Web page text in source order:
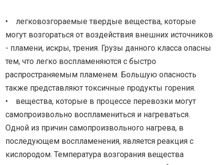
• легковозгораемые твердые вещества, которые
могут возгораться от воздействия внешних источников
- пламени, искры, трения. Грузы данного класса опасны
тем, что легко воспламеняются с быстро
распространяемым пламенем. Большую опасность
также представляют токсичные продукты горения.
• вещества, которые в процессе перевозки могут
самопроизвольно воспламениться и нагреваться.
Одной из причин самопроизвольного нагрева, в
последующем воспламенения, является реакция с
кислородом. Температура возгорания вещества